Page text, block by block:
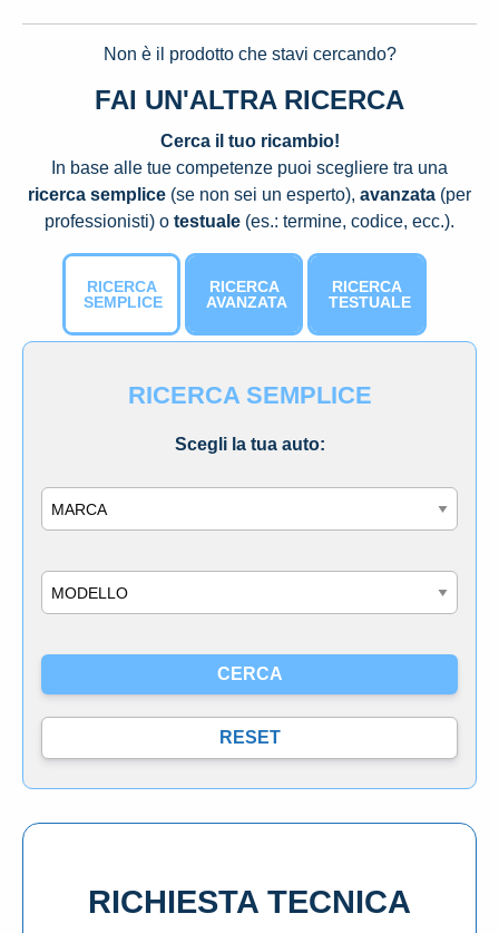
Non è il prodotto che stavi cercando?
FAI UN'ALTRA RICERCA
Cerca il tuo ricambio!
In base alle tue competenze puoi scegliere tra una
ricerca semplice (se non sei un esperto), avanzata (per
professionisti) o testuale (es.: termine, codice, ecc.).
RICERCA
SEMPLICE
RICERCA
AVANZATA
RICERCA
TESTUALE
RICERCA SEMPLICE
Scegli la tua auto:
RICHIESTA TECNICA